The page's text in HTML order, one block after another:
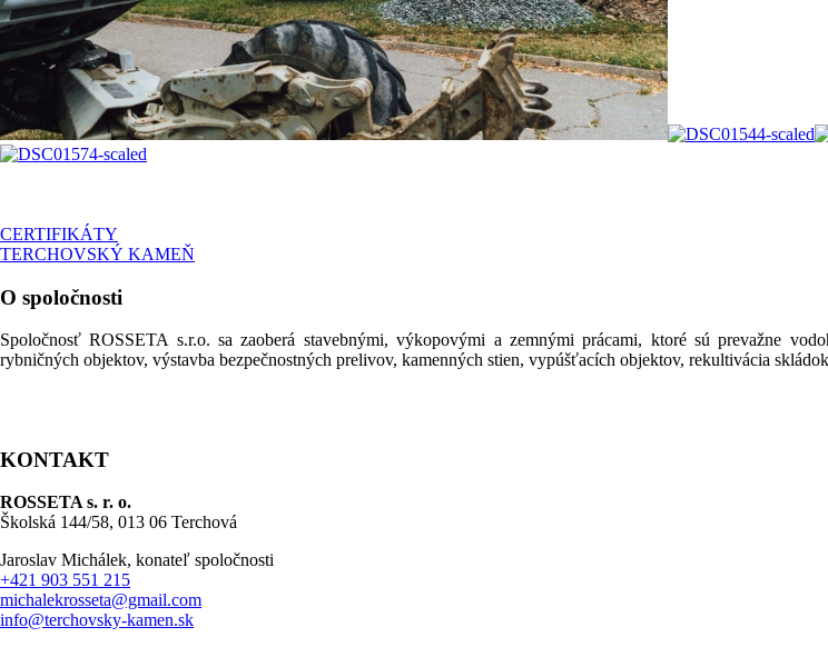
CERTIFIKÁTY
TERCHOVSKÝ KAMEŇ
O spoločnosti
Spoločnosť ROSSETA s.r.o. sa zaoberá stavebnými, výkopovými a zemnými prácami, ktoré sú prevažne
rybničných objektov, výstavba bezpečnostných prelivov, kamenných stien, vypúšťacích objektov, rekultivácia
KONTAKT
ROSSETA s. r. o.
Školská 144/58, 013 06 Terchová
Jaroslav Michálek, konateľ spoločnosti
+421 903 551 215
michalekrosseta@gmail.com
info@terchovsky-kamen.sk